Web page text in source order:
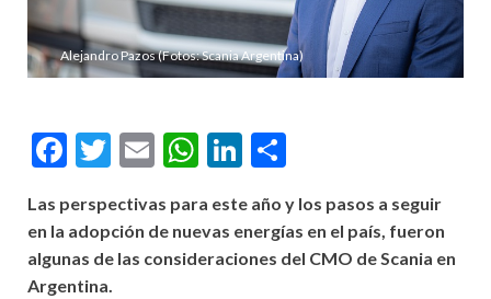
Alejandro Pazos (Fotos: Scania Argentina)
Facebook
Twitter
EmailWhatsApp
LinkedIn
Las perspectivas para este año y los pasos a seguir
en la adopción de nuevas energías en el país, fueron
algunas de las consideraciones del CMO de Scania en
Argentina.